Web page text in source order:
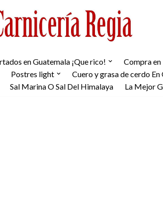
en Guatemala ¡Que rico! Compra en
Postres light
Cuero y grasa de cerdo
Sal Marina O Sal Del Himalaya La Mejor